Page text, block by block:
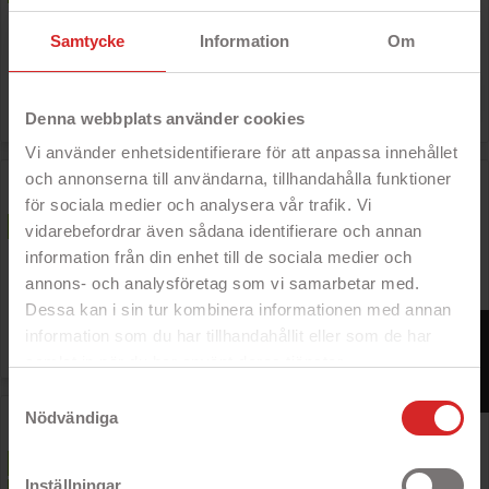
Samtycke Information Om
Denna webbplats använder cookies
Vi använder enhetsidentifierare för att anpassa innehållet
och annonserna till användarna, tillhandahålla funktioner
för sociala medier och analysera vår trafik. Vi
vidarebefordrar även sådana identifierare och annan
information från din enhet till de sociala medier och
annons- och analysföretag som vi samarbetar med.
Dessa kan i sin tur kombinera informationen med annan
information som du har tillhandahållit eller som de har
Nödvändiga
Inställningar
- DualCore processor
- Intel Core i5-processor
- 8 GB RAM
2 999 kr
MacBook Pro 13-tum Retina 2017 i5 16GB 256GB Silver
(beg med små märken skärm)
PRISET!
- 13.3" IPS Retina-skärm
- DualCore processor
- Intel Core i5-processor
- 16 GB RAM-minne
HP Chromebook 11 G8 EE 11.6" N4120 QuadCore 4GB
32GB (beg)